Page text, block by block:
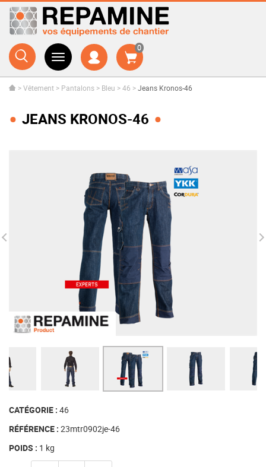
0
>Vêtement > Pantalons > Bleu >46 >Jeans Kronos-46
JEANS KRONOS-46
CATÉGORIE : 46
RÉFÉRENCE : 23mtr0902je-46
POIDS : 1 kg